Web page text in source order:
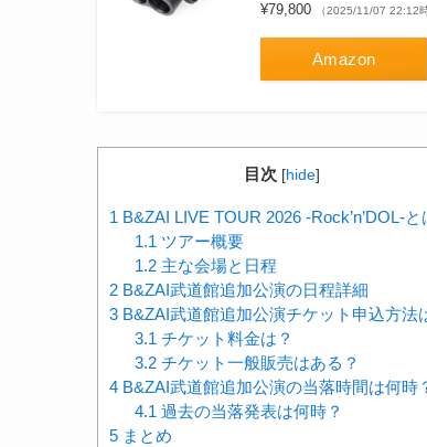
¥79,800 （2025/11/07 22:12
Amazon
目次 [hide]
1 B&ZAI LIVE TOUR 2026 -Rock’n’DOL-と
1.1 ツアー概要
1.2主な会場と日程
2 B&ZAI武道館追加公演の日程詳細
3 B&ZAI武道館追加公演チケット申込方法
3.1 チケット料金は？
3.2チケット一般販売はある？
4 B&ZAI武道館追加公演の当落時間は何時
4.1 過去の当落発表は何時？
5 まとめ